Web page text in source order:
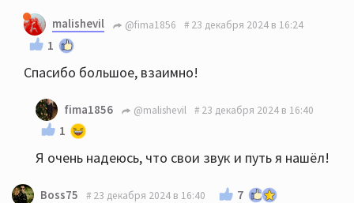
malishevil @fima1856 23 декабря 2024 в 16:24
1
Спасибо большое, взаимно!
fima1856 @malishevil 23 декабря 2024 в 16:40
1
Я очень надеюсь, что свои звук и путь я нашёл!
Boss75 23 декабря 2024 в 16:40 7